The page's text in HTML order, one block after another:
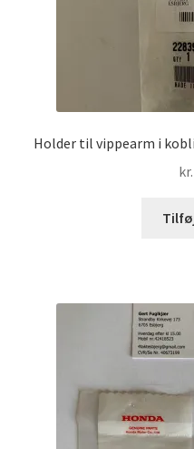
Holder til vippearm i
kr.